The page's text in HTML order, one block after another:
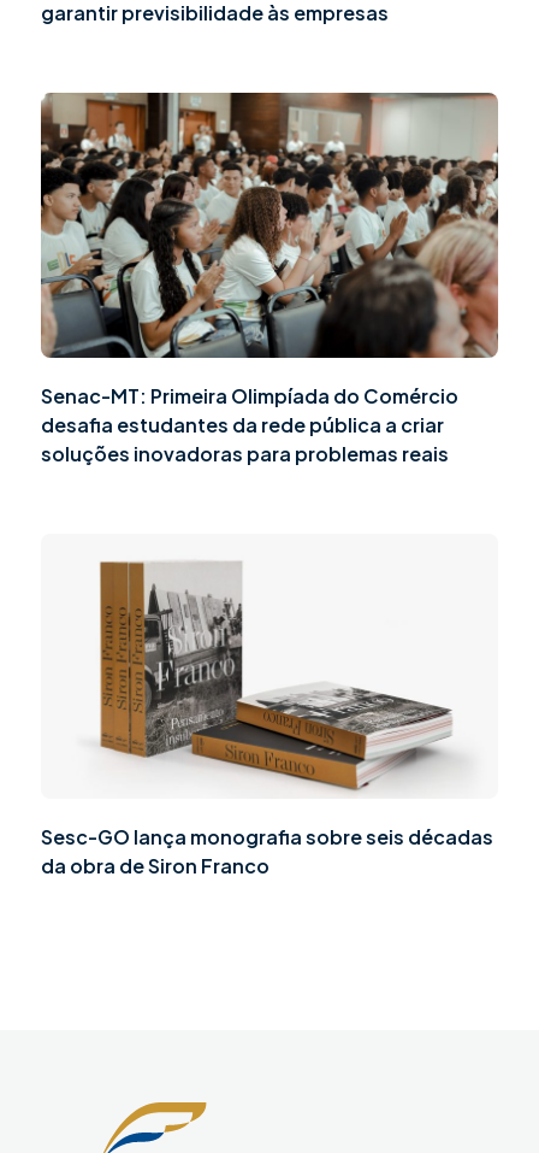
garantir previsibilidade às empresas
Senac-MT: Primeira Olimpíada do Comércio
desafia estudantes da rede pública a criar
soluções inovadoras para problemas reais
Sesc-GO lança monografia sobre seis décadas
da obra de Siron Franco